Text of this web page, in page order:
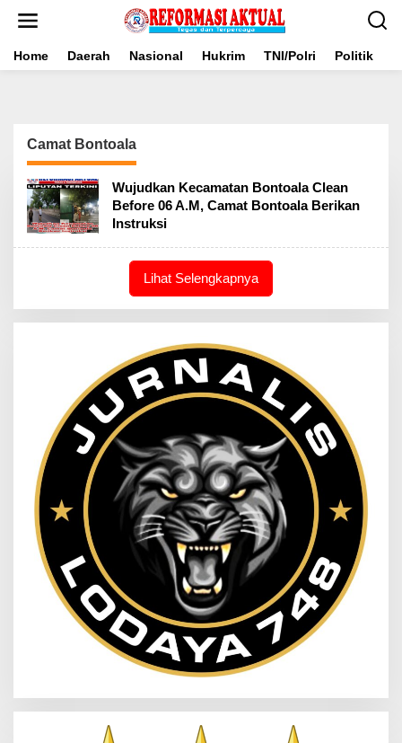
Home Daerah Nasional Hukrim TNI/Polri Politik
Camat Bontoala
Wujudkan Kecamatan Bontoala Clean
Before 06 A.M, Camat Bontoala Berikan
Instruksi
Lihat Selengkapnya